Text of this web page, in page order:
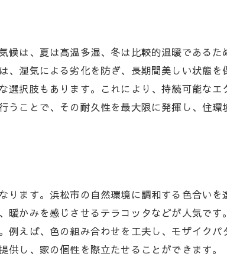
密
は、夏は高温多湿、冬は比較的温暖であるた
湿気による劣化を防ぎ、長期間美しい状態を
択肢もあります。これにより、持続可能なエ
ことで、その耐久性を最大限に発揮し、住環
ます。浜松市の自然環境に調和する色合いを
かみを感じさせるテラコッタなどが人気です
えば、色の組み合わせを工夫し、モザイクパ
し、家の個性を際立たせることができます。